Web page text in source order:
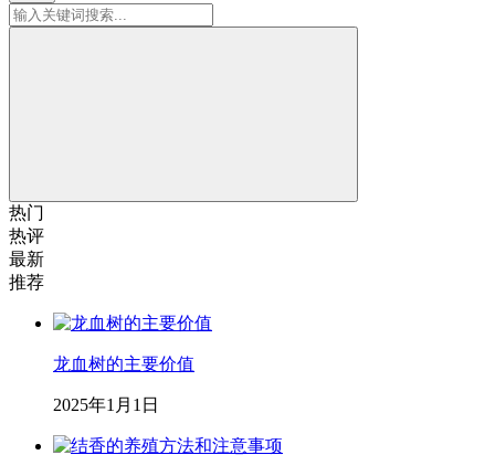
热门
热评
最新
推荐
龙血树的主要价值
2025年1月1日